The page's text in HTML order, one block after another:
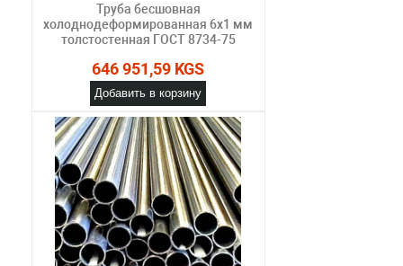
Труба бесшовная
холоднодеформированная 6х1 мм
толстостенная ГОСТ 8734-75
646 951,59 KGS
Добавить в корзину